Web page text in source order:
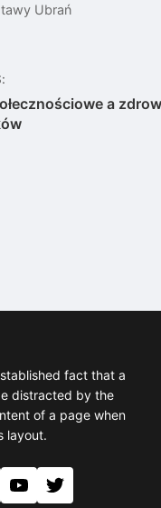
Ubrań
a
fact that a
distracted by the
of a page when
layout.
YouTubeTwitter